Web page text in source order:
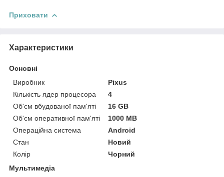
Приховати
Характеристики
Основні
Виробник
Pixus
Кількість ядер процесора
4
Об'єм вбудованої пам'яті
16 GB
Об'єм оперативної пам'яті
1000 MB
Операційна система
Android
Стан
Новий
Колір
Чорний
Мультимедіа